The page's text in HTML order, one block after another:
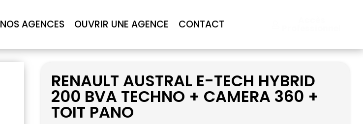
NOS AGENCES OUVRIR UNE AGENCE CONTACT
RENAULT AUSTRAL E-TECH HYBRID
200 BVA TECHNO + CAMERA 360 +
TOIT PANO